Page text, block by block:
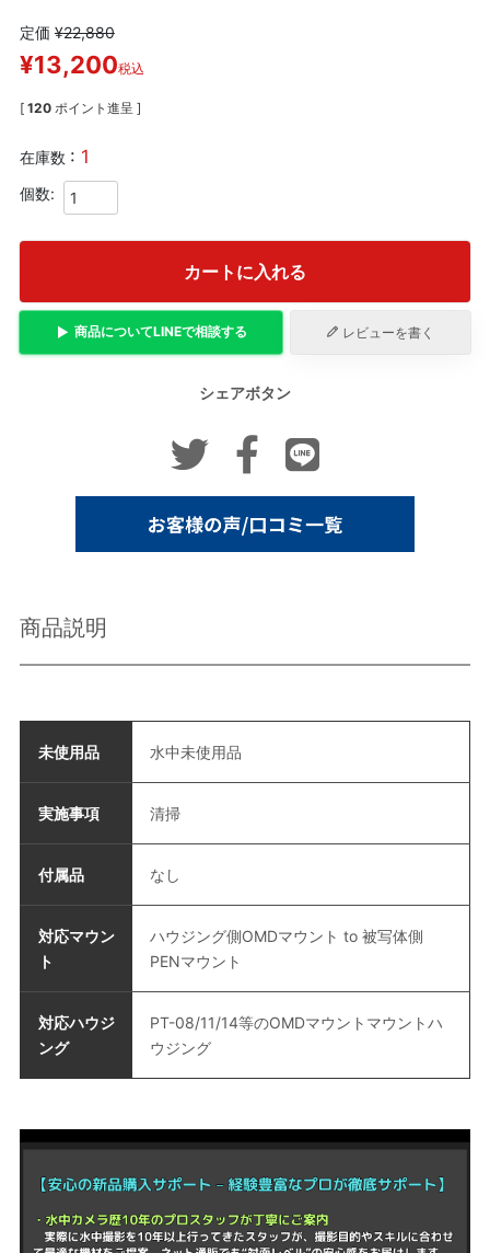
定価 ¥22,880
¥13,200税込
[ 120 ポイント進呈 ]
在庫数 1
カートに入れる
商品についてLINEで相談する レビューを書く
シェアボタン
商品説明
未使用品 水中未使用品
実施事項 清掃
付属品 なし
対応マウン
ト
ハウジング側OMDマウント to 被写体側
PENマウント
対応ハウジ
ング
PT-08/11/14等のOMDマウントマウントハ
ウジング